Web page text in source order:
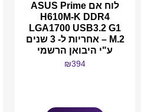
לוח אם ASUS Prime
H610M-K DDR4
LGA1700 USB3.2 G1
M.2 – אחריות ל- 3 שנים
ע"י היבואן הרשמי
₪394